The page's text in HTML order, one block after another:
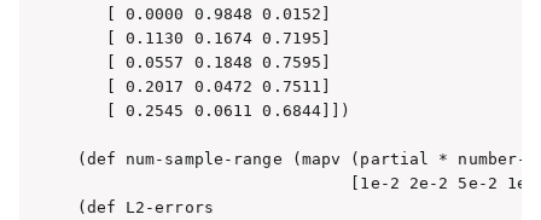
   [ 0.0000 0.9848 0.0152]
   [ 0.1130 0.1674 0.7195]
   [ 0.0557 0.1848 0.7595]
   [ 0.2017 0.0472 0.7511]
   [ 0.2545 0.0611 0.6844]])
(def num-sample-range (mapv (partial * number-
[1e-2 2e-2 5e-2
(def L2-errors